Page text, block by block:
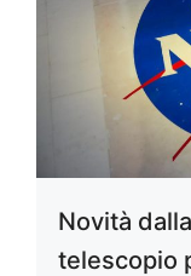
Novità
telescopio